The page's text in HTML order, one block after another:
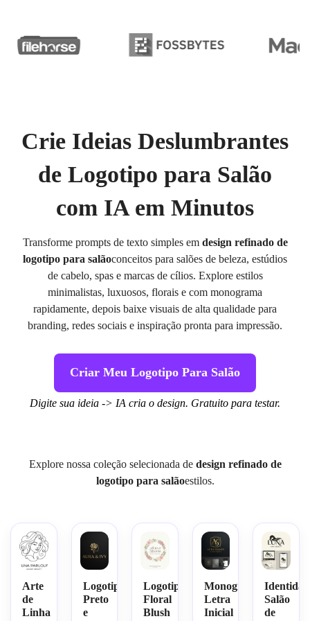
Crie Ideias Deslumbrantes
de Logotipo para Salão
com IA em Minutos
Transforme prompts de texto simples em design refinado de
logotipo para salãoconceitos para salões de beleza, estúdios
de cabelo, spas e marcas de cílios. Explore estilos
minimalistas, luxuosos, florais e com monograma
rapidamente, depois baixe visuais de alta qualidade para
branding, redes sociais e inspiração pronta para impressão.
Criar Meu Logotipo Para Salão
Digite sua ideia -> IA cria o design. Gratuito para testar.
Explore nossa coleção selecionada de design refinado de
logotipo para salãoestilos.
Arte
de
Linha
Logotipo
Preto
e
Logotipo
Floral
Blush
Monograma
Letra
Inicial
Salão
de